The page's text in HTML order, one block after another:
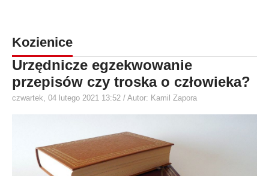
Kozienice
Urzędnicze egzekwowanie
przepisów czy troska o człowieka?
czwartek, 04 lutego 2021 13:52 / Autor: Kamil Zapora